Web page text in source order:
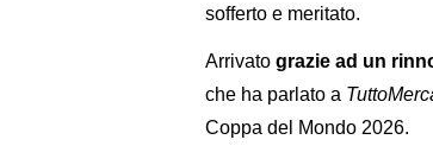
sofferto e meritato.
Arrivato grazie ad un
che ha parlato a
Coppa del Mondo 2026.